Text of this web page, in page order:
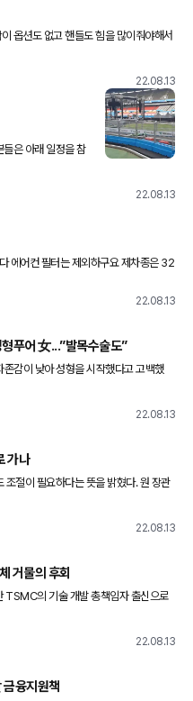
어오니깐 화가 나네요… 쫓아가서
22.08.13
진은 캡쳐한 건데
22.08.13
에어컨 필터는 제외하구요 제차종은 32
22.08.13
푸어 女...”발목수술도”
감이 낮아 성형을 시작했다고 고백했
22.08.13
가나
필요하다는 뜻을 밝혔다. 원 장관
곳"이라며 "반지하를 없애면 그분들
22.08.13
거물의 후회
TSMC의 기술 개발 총책임자 출신으로
택을 '일생의 실수'라며 후회했다. TS
22.08.13
융지원책